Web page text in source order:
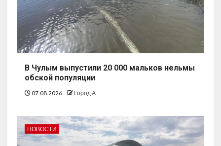
В Чулым выпустили 20 000 мальков нельмы
обской популяции
07.08.2026 Город А
НОВОСТИ